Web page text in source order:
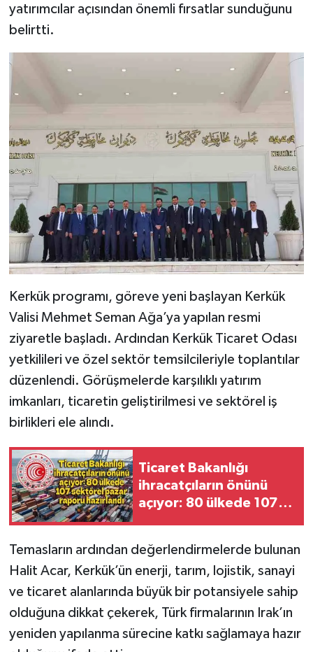
yatırımcılar açısından önemli fırsatlar sunduğunu
belirtti.
Kerkük programı, göreve yeni başlayan Kerkük
Valisi Mehmet Seman Ağa’ya yapılan resmi
ziyaretle başladı. Ardından Kerkük Ticaret Odası
yetkilileri ve özel sektör temsilcileriyle toplantılar
düzenlendi. Görüşmelerde karşılıklı yatırım
imkanları, ticaretin geliştirilmesi ve sektörel iş
birlikleri ele alındı.
Ticaret Bakanlığı
ihracatçıların önünü
açıyor: 80 ülkede 107
Temasların ardından değerlendirmelerde bulunan
Halit Acar, Kerkük’ün enerji, tarım, lojistik, sanayi
ve ticaret alanlarında büyük bir potansiyele sahip
olduğuna dikkat çekerek, Türk firmalarının Irak’ın
yeniden yapılanma sürecine katkı sağlamaya hazır